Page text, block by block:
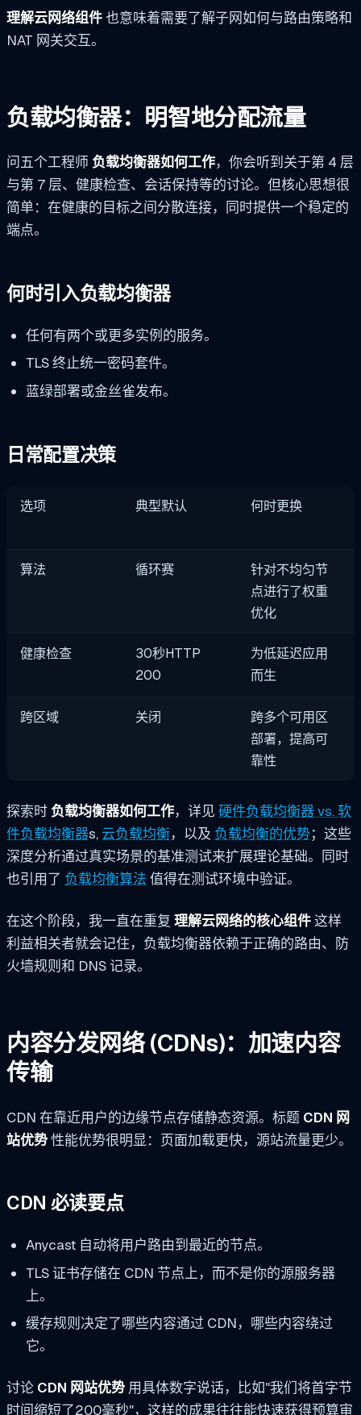
理解云网络组件也意味着需要了解子网如何与路由策略和
NAT 网关交互。
负载均衡器：明智地分配流量
问五个工程师 负载均衡器如何工作，你会听到关于第 4 层
与第 7 层、健康检查、会话保持等的讨论。但核心思想很
简单：在健康的目标之间分散连接，同时提供一个稳定的
端点。
何时引入负载均衡器
任何有两个或更多实例的服务。
TLS 终止统一密码套件。
蓝绿部署或金丝雀发布。
日常配置决策
选项 典型默认 何时更换
算法 循环赛
针对不均匀节
点进行了权重
优化
健康检查
30秒HTTP
200
为低延迟应用
而生
跨区域 关闭
跨多个可用区
部署，提高可
靠性
探索时 负载均衡器如何工作，详见 硬件负载均衡器 vs. 软
件负载均衡器s, 云负载均衡，以及 负载均衡的优势；这些
深度分析通过真实场景的基准测试来扩展理论基础。同时
也引用了 负载均衡算法 值得在测试环境中验证。
在这个阶段，我一直在重复 理解云网络的核心组件这样
利益相关者就会记住，负载均衡器依赖于正确的路由、防
火墙规则和 DNS 记录。
内容分发网络 (CDNs)：加速内容
传输
CDN 在靠近用户的边缘节点存储静态资源。标题 CDN 网
站优势性能优势很明显：页面加载更快，源站流量更少。
CDN 必读要点
Anycast 自动将用户路由到最近的节点。
TLS 证书存储在 CDN 节点上，而不是你的源服务器
上。
缓存规则决定了哪些内容通过 CDN，哪些内容绕过
它。
讨论 CDN 网站优势 用具体数字说话，比如"我们将首字节
时间缩短了200毫秒"，这样的成果往往能快速获得预算审